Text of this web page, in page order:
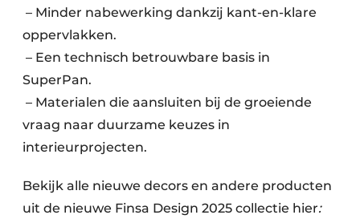
– Minder nabewerking dankzij kant-en-klare
oppervlakken.
– Een technisch betrouwbare basis in
SuperPan.
– Materialen die aansluiten bij de groeiende
vraag naar duurzame keuzes in
interieurprojecten.
Bekijk alle nieuwe decors en andere producten
uit de nieuwe Finsa Design 2025 collectie hier: